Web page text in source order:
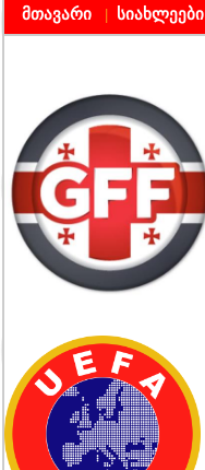
მთავარი სიახლეები